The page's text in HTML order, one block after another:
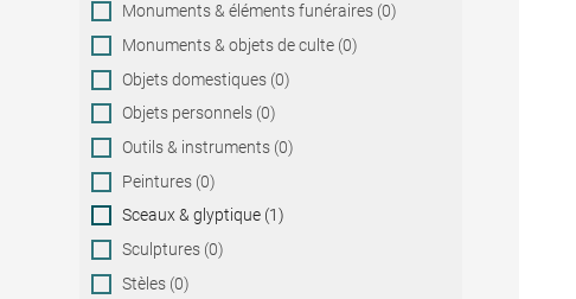
Monuments & éléments funéraires (0)
Monuments & objets de culte (0)
Objets domestiques (0)
Objets personnels (0)
Outils & instruments (0)
Peintures (0)
Sceaux & glyptique (1)
Sculptures (0)
Stèles (0)